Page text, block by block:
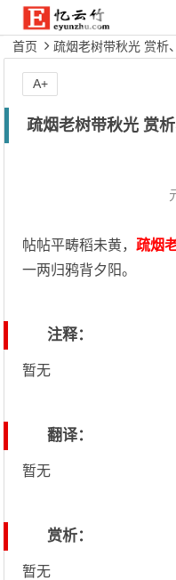
首页 疏烟老树带秋光 赏析
疏烟老树带秋光 赏
帖帖平畴稻未黄，疏烟
一两归鸦背夕阳。
注释：
暂无
翻译：
暂无
赏析：
暂无
A+